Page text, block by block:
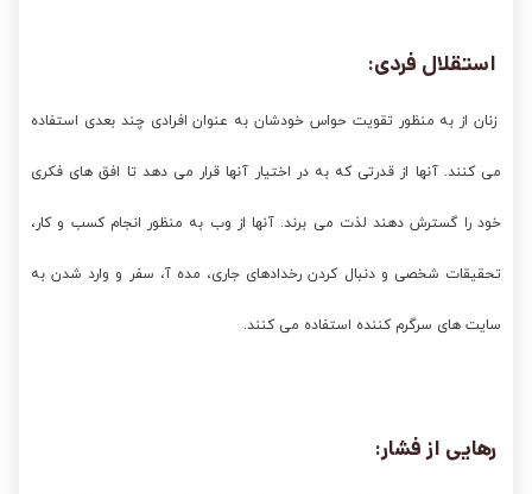
استقلال فردی:
زنان از به منظور تقویت حواس خودشان به عنوان افرادی چند بعدی استفاده
می کنند. آنها از قدرتی که به در اختیار آنها قرار می دهد تا افق های فکری
خود را گسترش دهند لذت می برند. آنها از وب به منظور انجام کسب و کار،
تحقیقات شخصی و دنبال کردن رخدادهای جاری، مده آ، سفر و وارد شدن به
سایت های سرگرم کننده استفاده می کنند.
رهایی از فشار: